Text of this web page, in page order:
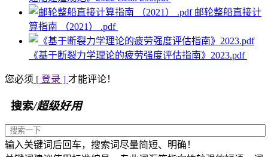
邮轮整船直接计
算指南 （2021） .pdf
《基于断裂力学理论的疲劳强度评估指南》2023.pdf
您必须 [ 登录 ] 才能评论！
搜索/超级好用
输入关键词后回车，搜索词尽量简短、明确！